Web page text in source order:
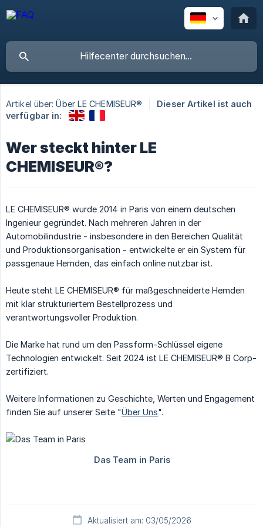
Artikel über: Über LE CHEMISEUR®
Dieser Artikel ist auch
verfügbar in:
Wer steckt hinter LE
CHEMISEUR®?
LE CHEMISEUR® wurde 2014 in Paris von einem deutschen
Ingenieur gegründet. Nach mehreren Jahren in der
Automobilindustrie - insbesondere in den Bereichen Qualität
und Produktionsorganisation - entwickelte er ein System für
passgenaue Hemden, das einfach online nutzbar ist.
Heute steht LE CHEMISEUR® für maßgeschneiderte Hemden
mit klar strukturiertem Bestellprozess und
verantwortungsvoller Produktion.
Die Marke hat rund um den Passform-Schlüssel eigene
Technologien entwickelt. Seit 2024 ist LE CHEMISEUR® B Corp-
zertifiziert.
Weitere Informationen zu Geschichte, Werten und Engagement
finden Sie auf unserer Seite "Über Uns".
Aktualisiert am: 03/05/2026